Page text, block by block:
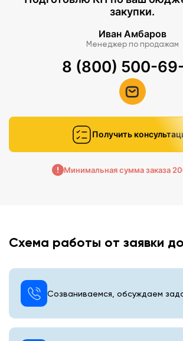
закупки.
Иван Амбаров
Менеджер по продажам
8 (800) 500-
Получить
Минимальная сумма заказа
Схема работы от заявки
Созваниваемся, обсуждаем